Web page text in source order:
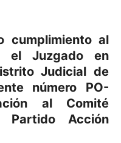
cumplimiento al
el Juzgado en
Judicial de
número PO-
al Comité
Partido Acción